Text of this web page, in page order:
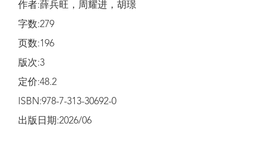
作者:薛兵旺，周耀进，胡璟
字数:279
页数:196
版次:3
定价:48.2
ISBN:978-7-313-30692-0
出版日期:2026/06